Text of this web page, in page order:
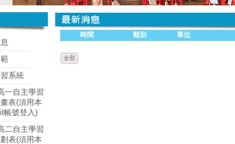
系統
一自主學習
表(須用本
帳號登入)
二自主學習
表(須用本
時間 類別 單位
全部